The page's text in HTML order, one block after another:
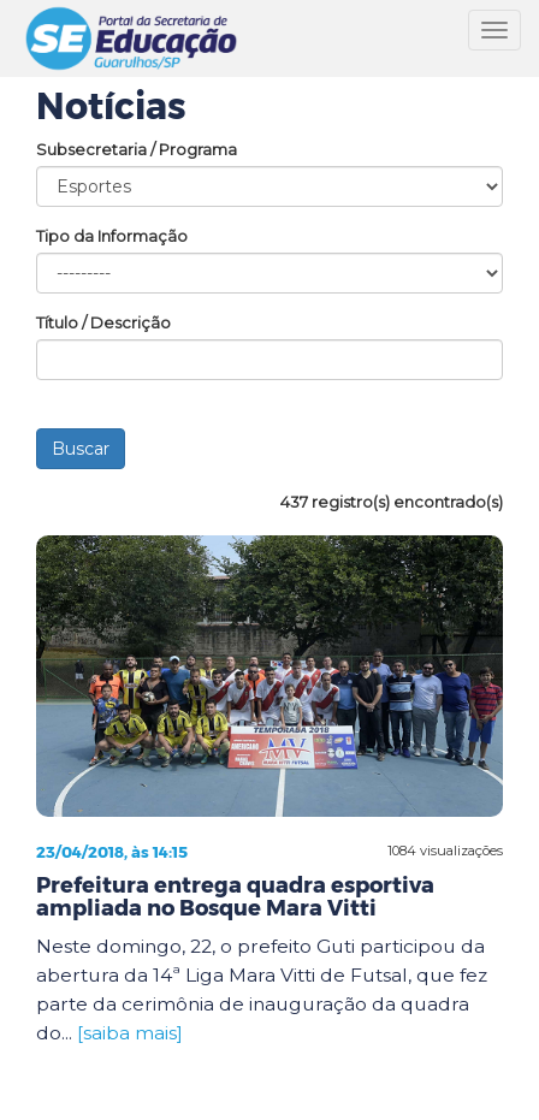
Notícias
Subsecretaria / Programa
Tipo da Informação
Título / Descrição
437 registro(s) encontrado(s)
1084 visualizações
23/04/2018, às 14:15
Prefeitura entrega quadra esportiva
ampliada no Bosque Mara Vitti
Neste domingo, 22, o prefeito Guti participou da
abertura da 14ª Liga Mara Vitti de Futsal, que fez
parte da cerimônia de inauguração da quadra
do... [saiba mais]